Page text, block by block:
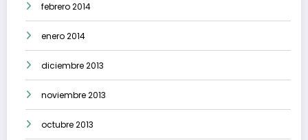
febrero 2014
enero 2014
diciembre 2013
noviembre 2013
octubre 2013